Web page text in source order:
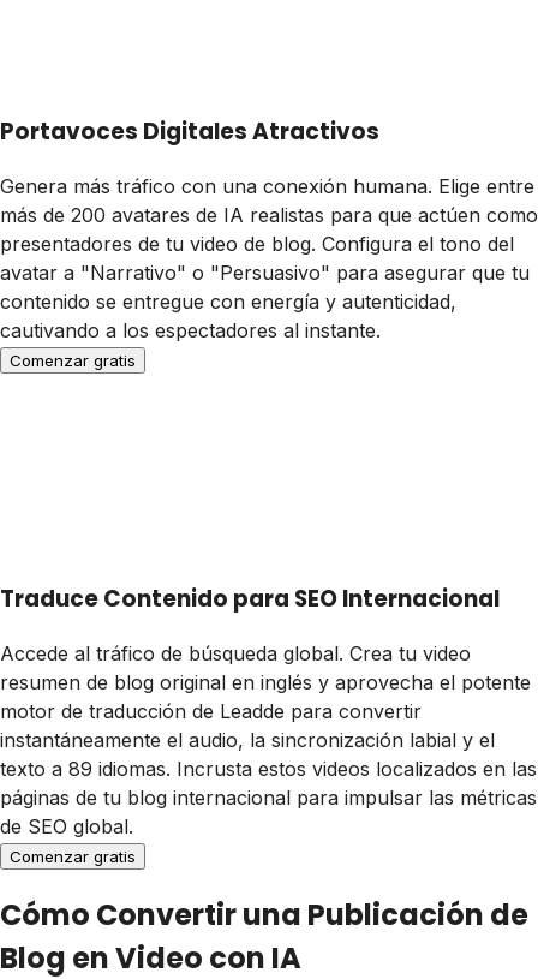
Portavoces Digitales Atractivos
Genera más tráfico con una conexión humana. Elige entre
más de 200 avatares de IA realistas para que actúen como
presentadores de tu video de blog. Configura el tono del
avatar a "Narrativo" o "Persuasivo" para asegurar que tu
contenido se entregue con energía y autenticidad,
cautivando a los espectadores al instante.
Comenzar gratis
Traduce Contenido para SEO Internacional
Accede al tráfico de búsqueda global. Crea tu video
resumen de blog original en inglés y aprovecha el potente
motor de traducción de Leadde para convertir
instantáneamente el audio, la sincronización labial y el
texto a 89 idiomas. Incrusta estos videos localizados en las
páginas de tu blog internacional para impulsar las métricas
de SEO global.
Comenzar gratis
Cómo Convertir una Publicación de
Blog en Video con IA